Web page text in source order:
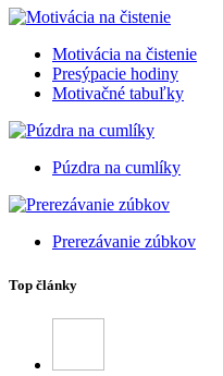
Motivácia na čistenie
Presýpacie hodiny
Motivačné tabuľky
Púzdra na cumlíky
Prerezávanie zúbkov
Top články